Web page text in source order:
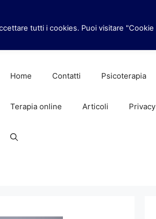
Home Contatti Psicoterapia
Terapia online Articoli Privacy
tutti i cookies. Puoi visitare "Cookie